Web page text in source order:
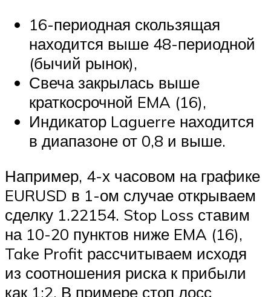
16-периодная скользящая
находится выше 48-периодной
(бычий рынок),
Свеча закрылась выше
краткосрочной EMA (16),
Индикатор Laguerre находится
в диапазоне от 0,8 и выше.
Например, 4-х часовом на графике
EURUSD в 1-ом случае открываем
сделку 1.22154. Stop Loss ставим
на 10-20 пунктов ниже EMA (16),
Take Profit рассчитываем исходя
из соотношения риска к прибыли
как 1:2. В примере стоп лосс